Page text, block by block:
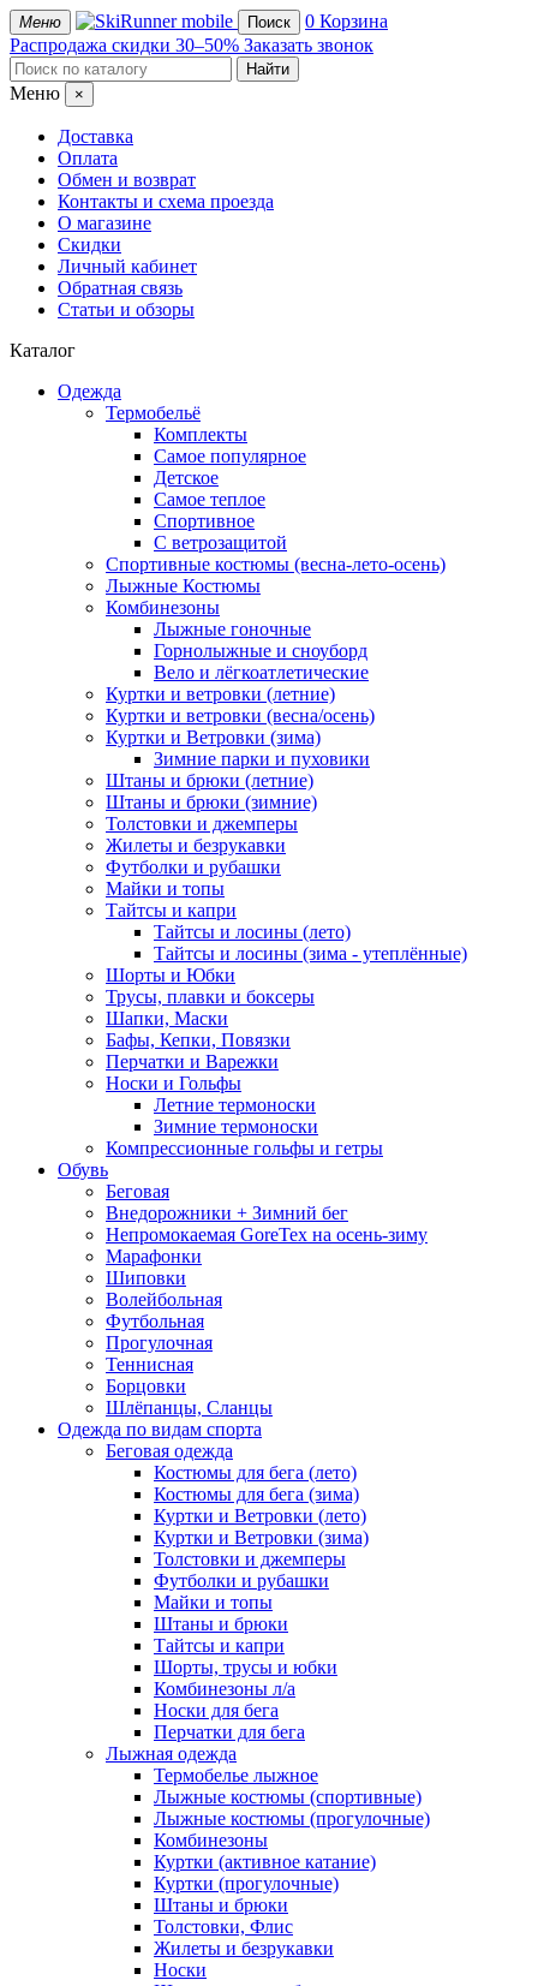
Меню mobile Поиск 0 Корзина
Распродажа скидки 30–50% Заказать звонок
Меню ×
Доставка
Оплата
Обмен и возврат
Контакты и схема проезда
О магазине
Скидки
Личный кабинет
Обратная связь
Статьи и обзоры
Каталог
Одежда
Термобельё
Комплекты
Самое популярное
Детское
Самое теплое
Спортивное
С ветрозащитой
Спортивные костюмы (весна-лето-осень)
Лыжные Костюмы
Комбинезоны
Лыжные гоночные
Горнолыжные и сноуборд
Вело и лёгкоатлетические
Куртки и ветровки (летние)
Куртки и ветровки (весна/осень)
Куртки и Ветровки (зима)
Зимние парки и пуховики
Штаны и брюки (летние)
Штаны и брюки (зимние)
Толстовки и джемперы
Жилеты и безрукавки
Футболки и рубашки
Майки и топы
Тайтсы и капри
Тайтсы и лосины (лето)
Тайтсы и лосины (зима - утеплённые)
Шорты и Юбки
Трусы, плавки и боксеры
Шапки, Маски
Бафы, Кепки, Повязки
Перчатки и Варежки
Носки и Гольфы
Летние термоноски
Зимние термоноски
Компрессионные гольфы и гетры
Обувь
Беговая
Внедорожники + Зимний бег
Непромокаемая GoreTex на осень-зиму
Марафонки
Шиповки
Волейбольная
Футбольная
Прогулочная
Теннисная
Борцовки
Шлёпанцы, Сланцы
Одежда по видам спорта
Беговая одежда
Костюмы для бега (лето)
Костюмы для бега (зима)
Куртки и Ветровки (лето)
Куртки и Ветровки (зима)
Толстовки и джемперы
Футболки и рубашки
Майки и топы
Штаны и брюки
Тайтсы и капри
Шорты, трусы и юбки
Комбинезоны л/а
Носки для бега
Перчатки для бега
Лыжная одежда
Термобелье лыжное
Лыжные костюмы (спортивные)
Лыжные костюмы (прогулочные)
Комбинезоны
Куртки (активное катание)
Куртки (прогулочные)
Штаны и брюки
Толстовки, Флис
Жилеты и безрукавки
Носки